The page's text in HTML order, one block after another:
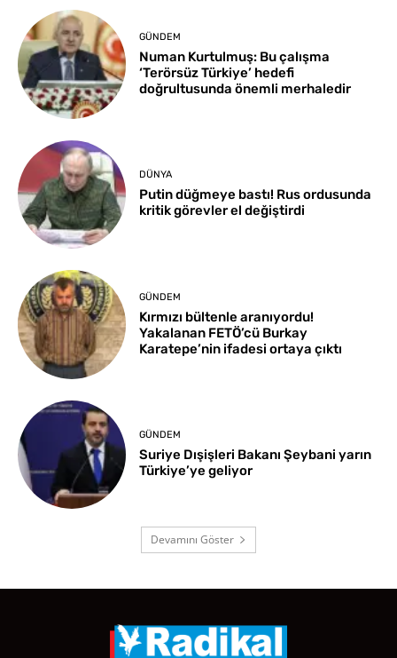
GÜNDEM
Numan Kurtulmuş: Bu çalışma
‘Terörsüz Türkiye’ hedefi
doğrultusunda önemli merhaledir
DÜNYA
Putin düğmeye bastı! Rus ordusunda
kritik görevler el değiştirdi
GÜNDEM
Kırmızı bültenle aranıyordu!
Yakalanan FETÖ’cü Burkay
Karatepe’nin ifadesi ortaya çıktı
GÜNDEM
Suriye Dışişleri Bakanı Şeybani yarın
Türkiye’ye geliyor
Devamını Göster